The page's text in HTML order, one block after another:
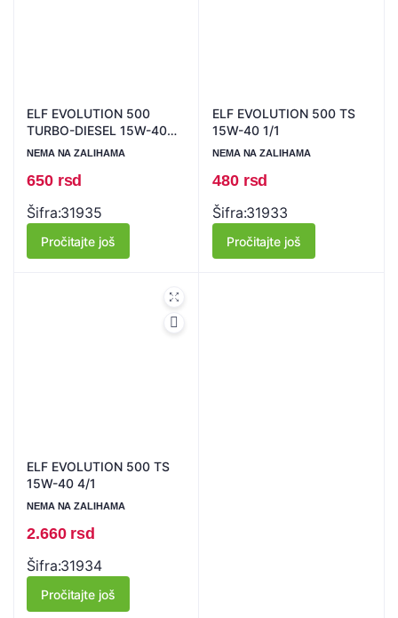
ELF EVOLUTION 500
TURBO-DIESEL 15W-40
1/1
NEMA NA ZALIHAMA
650 rsd
Šifra:31935
Pročitajte još
ELF EVOLUTION 500 TS
15W-40 1/1
NEMA NA ZALIHAMA
480 rsd
Šifra:31933
Pročitajte još
ELF EVOLUTION 500 TS
15W-40 4/1
NEMA NA ZALIHAMA
2.660 rsd
Šifra:31934
Pročitajte još